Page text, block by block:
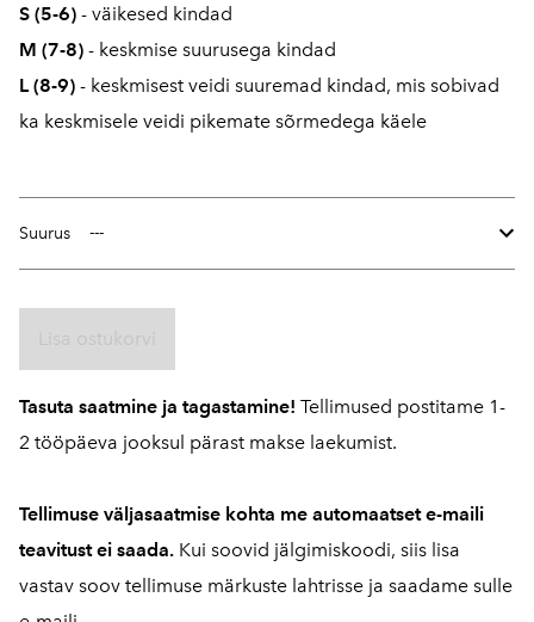
S (5-6) - väikesed kindad
M (7-8) - keskmise suurusega kindad
L (8-9) - keskmisest veidi suuremad kindad, mis sobivad
ka keskmisele veidi pikemate sõrmedega käele
Suurus
Tasuta saatmine ja tagastamine! Tellimused postitame 1-
2 tööpäeva jooksul pärast makse laekumist.
Tellimuse väljasaatmise kohta me automaatset e-maili
teavitust ei saada. Kui soovid jälgimiskoodi, siis lisa
vastav soov tellimuse märkuste lahtrisse ja saadame sulle